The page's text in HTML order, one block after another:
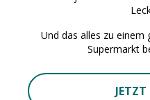
Und das alles zu einem
Supermarkt